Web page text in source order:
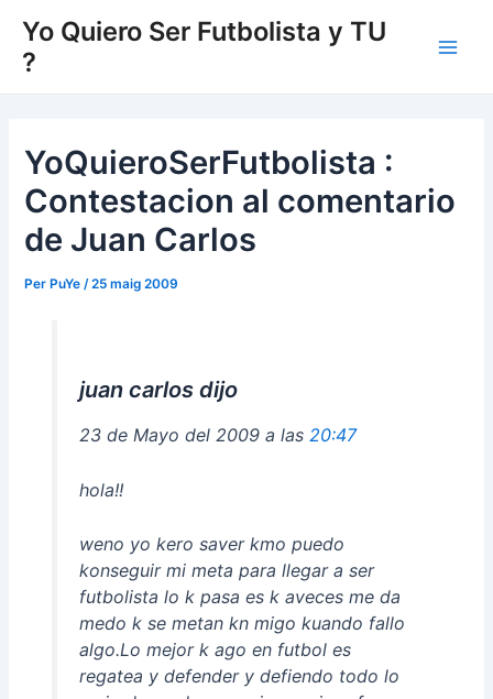
contingut
Yo Quiero Ser Futbolista y TU
?
YoQuieroSerFutbolista :
Contestacion al comentario
de Juan Carlos
Per PuYe/25 maig 2009
juan carlos dijo
23 de Mayo del 2009 a las 20:47
hola!!
weno yo kero saver kmo puedo
konseguir mi meta para llegar a ser
futbolista lo k pasa es k aveces me da
medo k se metan kn migo kuando fallo
algo.Lo mejor k ago en futbol es
regatea y defender y defiendo todo lo